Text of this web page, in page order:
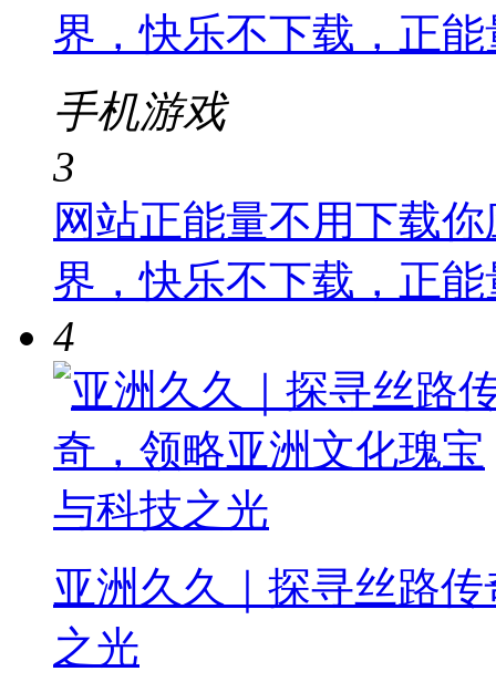
界，快乐不下载，正
手机游戏
3
网站正能量不用下载
界，快乐不下载，正
4
亚洲久久｜探寻丝路
之光